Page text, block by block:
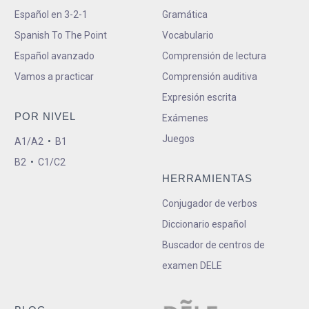
Español en 3-2-1
Spanish To The Point
Español avanzado
Vamos a practicar
POR NIVEL
A1/A2 • B1
B2 • C1/C2
Gramática
Vocabulario
Comprensión de lectura
Comprensión auditiva
Expresión escrita
Exámenes
Juegos
HERRAMIENTAS
Conjugador de verbos
Diccionario español
Buscador de centros de
examen DELE